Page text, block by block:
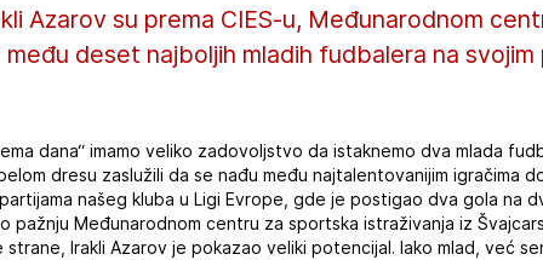
Azarov su prema CIES-u, Međunarodnom
deset najboljih mladih fudbalera na svojim
dana“ imamo veliko zadovoljstvo da istaknemo dva mlada
dresu zaslužili da se nađu među najtalentovanijim igračima
našeg kluba u Ligi Evrope, gde je postigao dva gola na
pažnju Međunarodnom centru za sportska istraživanja iz
strane, Irakli Azarov je pokazao veliki potencijal. Iako mlad, već